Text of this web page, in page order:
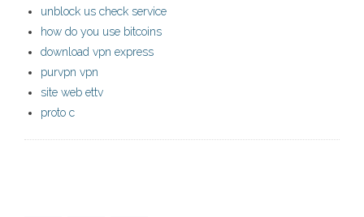
unblock us check service
how do you use bitcoins
download vpn express
purvpn vpn
site web ettv
proto c